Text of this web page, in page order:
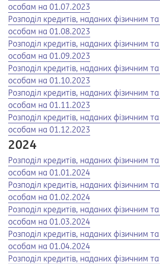
особам на 01.07.2023
Opens in a new tab
Opens a pdf
Розподіл кредитів, наданих фізичним
особам на 01.08.2023
Opens in a new tab
Opens a pdf
Розподіл кредитів, наданих фізичним
особам на 01.09.2023
Opens in a new tab
Opens a pdf
Розподіл кредитів, наданих фізичним
особам на 01.10.2023
Opens in a new tab
Opens a pdf
Розподіл кредитів, наданих фізичним
особам на 01.11.2023
Opens in a new tab
Opens a pdf
Розподіл кредитів, наданих фізичним
особам на 01.12.2023
2024
Opens in a new tab
Opens a pdf
Розподіл кредитів, наданих фізичним
особам на 01.01.2024
Opens in a new tab
Opens a pdf
Розподіл кредитів, наданих фізичним
особам на 01.02.2024
Opens in a new tab
Opens a pdf
Розподіл кредитів, наданих фізичним
особам на 01.03.2024
Opens in a new tab
Opens a pdf
Розподіл кредитів, наданих фізичним
особам на 01.04.2024
Opens in a new tab
Opens a pdf
Розподіл кредитів, наданих фізичним